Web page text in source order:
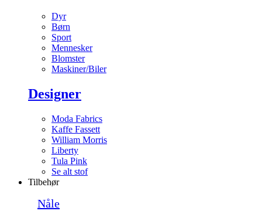
Dyr
Børn
Sport
Mennesker
Blomster
Maskiner/Biler
Designer
Moda Fabrics
Kaffe Fassett
William Morris
Liberty
Tula Pink
Se alt stof
Tilbehør
Nåle